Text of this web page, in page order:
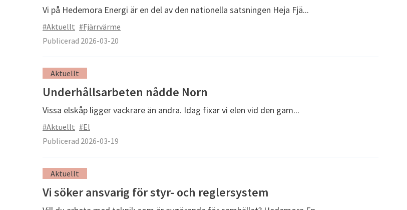
Vi på Hedemora Energi är en del av den nationella satsningen Heja Fjä...
#Aktuellt #Fjärrvärme
Publicerad 2026-03-20
Aktuellt
Underhållsarbeten nådde Norn
Vissa elskåp ligger vackrare än andra. Idag fixar vi elen vid den gam...
#Aktuellt #El
Publicerad 2026-03-19
Aktuellt
Vi söker ansvarig för styr- och reglersystem